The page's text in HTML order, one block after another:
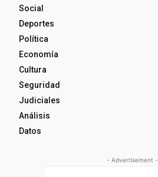
Social
Deportes
Política
Economía
Cultura
Seguridad
Judiciales
Análisis
Datos
- Advertisement -